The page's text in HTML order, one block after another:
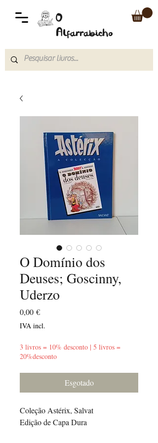
O
Alfarrabicho
O Domínio dos
Deuses; Goscinny,
Uderzo
0,00 €Preço
IVA incl.
3 livros = 10% desconto | 5 livros =
20%desconto
Esgotado
Coleção Astérix, Salvat
Edição de Capa Dura